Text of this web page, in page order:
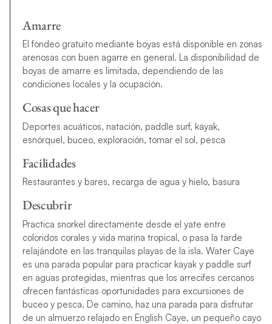
Amarre
El fondeo gratuito mediante boyas está disponible en zonas
arenosas con buen agarre en general. La disponibilidad de
boyas de amarre es limitada, dependiendo de las
condiciones locales y la ocupación.
Cosas que hacer
Deportes acuáticos, natación, paddle surf, kayak,
esnórquel, buceo, exploración, tomar el sol, pesca
Facilidades
Restaurantes y bares, recarga de agua y hielo, basura
Descubrir
Practica snorkel directamente desde el yate entre
coloridos corales y vida marina tropical, o pasa la tarde
relajándote en las tranquilas playas de la isla. Water Caye
es una parada popular para practicar kayak y paddle surf
en aguas protegidas, mientras que los arrecifes cercanos
ofrecen fantásticas oportunidades para excursiones de
buceo y pesca. De camino, haz una parada para disfrutar
de un almuerzo relajado en English Caye, un pequeño cayo